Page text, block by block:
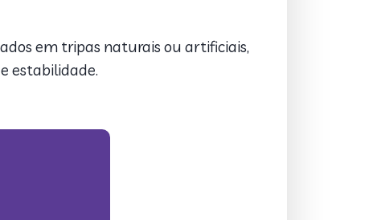
em tripas naturais ou artificiais,
estabilidade.